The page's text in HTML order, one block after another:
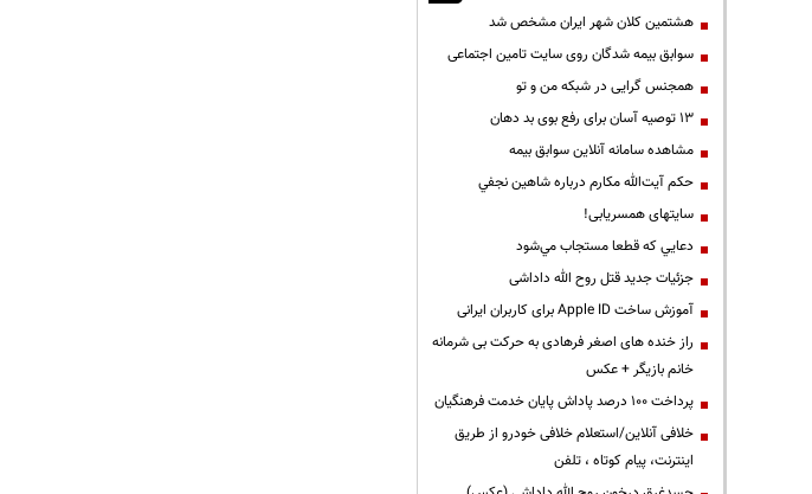
هشتمین کلان شهر ایران مشخص شد
سوابق بیمه شدگان روی سایت تامین اجتماعی
همجنس گرایی در شبکه من و تو
13 توصیه آسان برای رفع بوی بد دهان
مشاهده سامانه آنلاين سوابق بیمه
حكم آيت‌الله مكارم درباره شاهين نجفي
سایتهای همسریابی!
دعايي كه قطعا مستجاب مي‌شود
جزئیات جدید قتل روح الله داداشی
آموزش ساخت Apple ID برای کاربران ایرانی
راز خنده های اصغر فرهادی به حرکت بی شرمانه
خانم بازیگر + عکس
پرداخت ۱۰۰ درصد پاداش پایان خدمت فرهنگیان
خلافی آنلاین/استعلام خلافی خودرو از طریق
اینترنت، پیام کوتاه ، تلفن